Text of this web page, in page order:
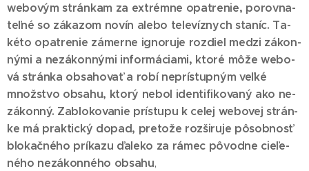
webo­vým strán­kam za extrém­ne opat­re­nie, po­rov­na­
teľ­né so zá­ka­zom no­vín ale­bo te­le­víz­nych sta­níc. Ta­
ké­to opat­re­nie zá­mer­ne ig­no­ru­je roz­diel me­dzi zá­kon­
ný­mi a ne­zá­kon­ný­mi in­for­má­cia­mi, kto­ré mô­že webo­
vá strán­ka ob­sa­ho­vať a ro­bí nep­rís­tup­ným veľ­ké
množ­stvo ob­sa­hu, kto­rý ne­bol iden­ti­fi­ko­va­ný ako ne­
zá­kon­ný. Za­blo­ko­va­nie prís­tu­pu k ce­lej webo­vej strán­
ke má prak­tic­ký do­pad, pre­to­že roz­ši­ru­je pô­sob­nosť
blo­kač­né­ho prí­ka­zu ďa­le­ko za rá­mec pô­vod­ne cie­ľe­
né­ho ne­zá­kon­né­ho ob­sa­hu,